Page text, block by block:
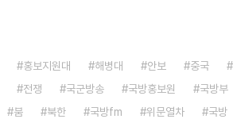
홍보지원대 해병대 안보 중국
전쟁 국군방송 국방홍보원 국방부
붐 북한 국방fm 위문열차 국방